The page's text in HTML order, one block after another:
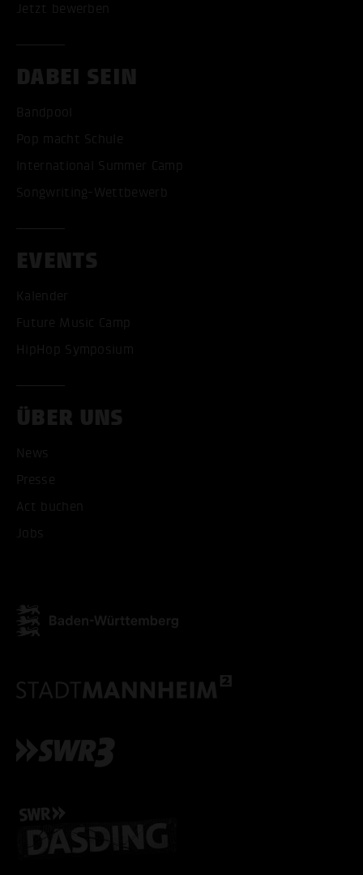
Jetzt bewerben
DABEI SEIN
Bandpool
Pop macht Schule
International Summer Camp
Songwriting-Wettbewerb
EVENTS
Kalender
Future Music Camp
HipHop Symposium
ÜBER UNS
News
Presse
Act buchen
Jobs